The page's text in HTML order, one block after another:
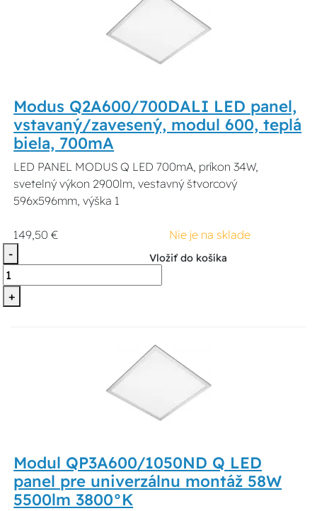
Modus Q2A600/700DALI LED panel,
vstavaný/zavesený, modul 600, teplá
biela, 700mA
LED PANEL MODUS Q LED 700mA, príkon 34W,
svetelný výkon 2900lm, vestavný štvorcový
596x596mm, výška 1
149,50 €
Nie je na sklade
-
+
Vložiť do košíka
Modul QP3A600/1050ND Q LED
panel pre univerzálnu montáž 58W
5500lm 3800°K